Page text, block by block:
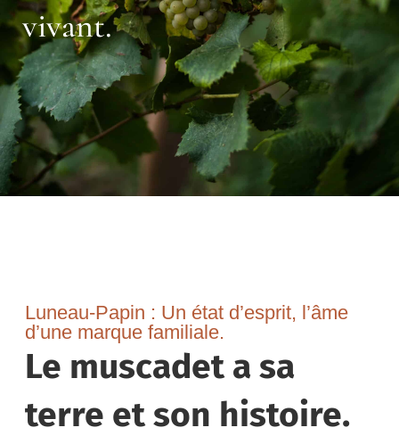
vivant.
Luneau-Papin : Un état d’esprit, l’âme
d’une marque familiale.
Le muscadet a sa
terre et son histoire.